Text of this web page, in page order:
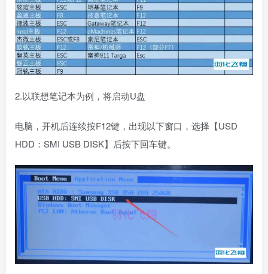
2.以联想笔记本为例，将启动U盘
电脑，开机后连续按F12键，出现以下窗口，选择【USD
HDD：SMI USB DISK】后按下回车键。